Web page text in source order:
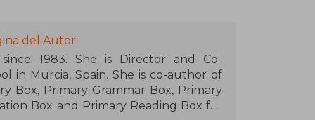
del Autor
1983. She is Director and Co-
in Murcia, Spain. She is co-author of
Box, Primary Grammar Box, Primary
Box and Primary Reading Box for